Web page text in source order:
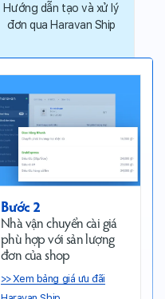
Hướng dẫn tạo và xử lý
đơn qua Haravan Ship
Bước 2
Nhà vận chuyển cài giá
phù hợp với sản lượng
đơn của shop
>>Xem bảng giá ưu đãi